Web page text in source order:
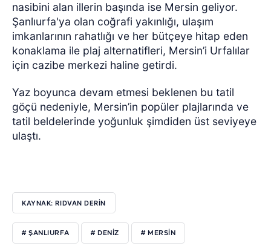
nasibini alan illerin başında ise Mersin geliyor.
Şanlıurfa'ya olan coğrafi yakınlığı, ulaşım
imkanlarının rahatlığı ve her bütçeye hitap eden
konaklama ile plaj alternatifleri, Mersin’i Urfalılar
için cazibe merkezi haline getirdi.
Yaz boyunca devam etmesi beklenen bu tatil
göçü nedeniyle, Mersin’in popüler plajlarında ve
tatil beldelerinde yoğunluk şimdiden üst seviyeye
ulaştı.
KAYNAK: RIDVAN DERİN
# ŞANLIURFA # DENIZ # MERSIN